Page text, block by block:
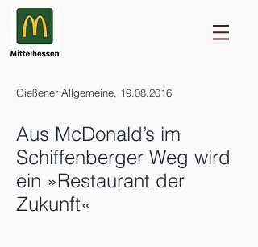
Gießener Allgemeine, 19.08.2016
Aus McDonald’s im
Schiffenberger Weg wird
ein »Restaurant der
Zukunft«